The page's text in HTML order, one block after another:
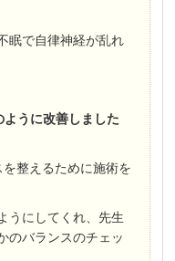
眠で自律神経が乱れ
うに改善しました
整えるために施術を
うにしてくれ、先生
のバランスのチェッ